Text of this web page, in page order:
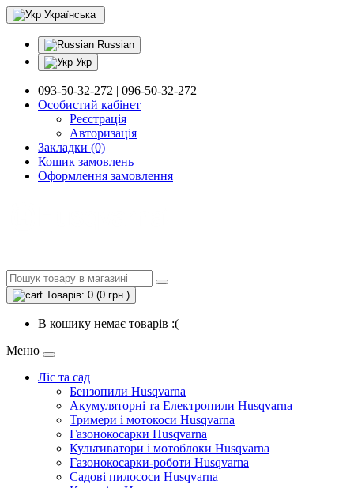
Українська
Russian
Укр
093-50-32-272 | 096-50-32-272
Особистий кабінет
Реєстрація
Авторизація
Закладки (0)
Кошик замовлень
Оформлення замовлення
Товарів: 0 (0 грн.)
В кошику немає товарів :(
Меню
Ліс та сад
Бензопили Husqvarna
Акумуляторні та Електропили Husqvarna
Тримери і мотокоси Husqvarna
Газонокосарки Husqvarna
Культиватори і мотоблоки Husqvarna
Газонокосарки-роботи Husqvarna
Садові пилососи Husqvarna